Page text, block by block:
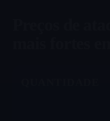
Preços de
mais fortes